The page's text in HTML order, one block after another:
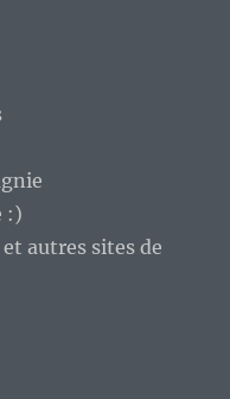
:)
autres sites de